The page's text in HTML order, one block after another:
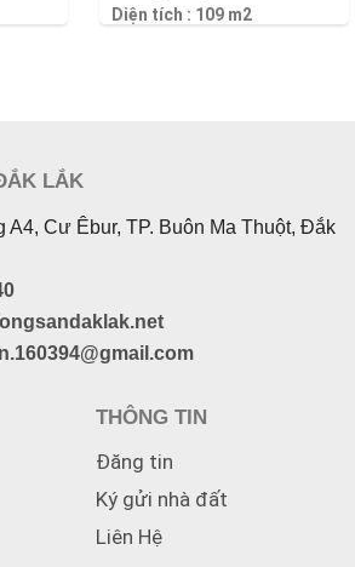
Diện tích : 109 m2
LẮK
Cư Êbur, TP. Buôn Ma Thuột, Đắk
THÔNG TIN
Đăng tin
Ký gửi nhà đất
Liên Hệ